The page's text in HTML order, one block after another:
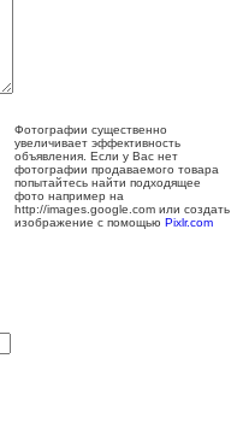
Фотографии существенно
увеличивает эффективность
объявления. Если у Вас нет
фотографии продаваемого товара
попытайтесь найти подходящее
фото например на
http://images.google.com или создать
изображение с помощью Pixlr.com